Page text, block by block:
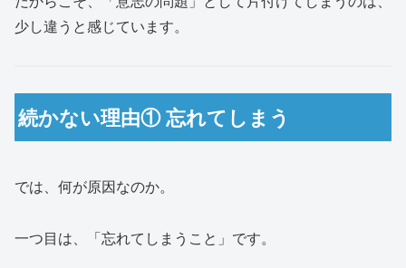
少し違うと感じています。
続かない理由① 忘れてしまう
では、何が原因なのか。
一つ目は、「忘れてしまうこと」です。